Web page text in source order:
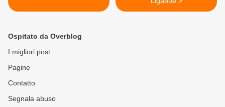
Ospitato da Overblog
I migliori post
Pagine
Contatto
Segnala abuso